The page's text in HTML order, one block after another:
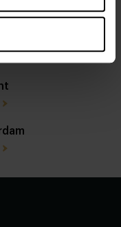
of om je favo
graag bij het